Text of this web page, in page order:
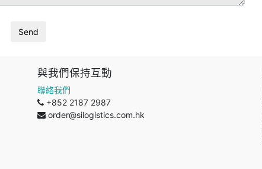
與我們保持互動
聯絡我們
+852 2187 2987
order@silogistics.com.hk